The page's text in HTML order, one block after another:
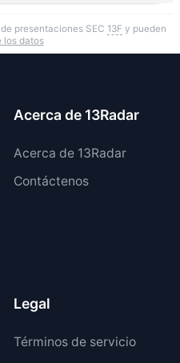
presentaciones SEC 13F y pueden
los datos
Acerca de 13Radar
Acerca de 13Radar
Contáctenos
Legal
Términos de servicio